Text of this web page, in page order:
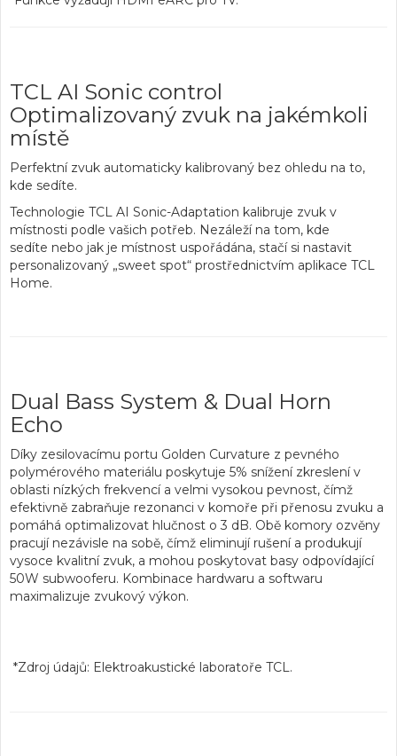
TCL AI Sonic control
Optimalizovaný zvuk na jakémkoli
místě
Perfektní zvuk automaticky kalibrovaný bez ohledu na to,
kde sedíte.
Technologie TCL AI Sonic-Adaptation kalibruje zvuk v
místnosti podle vašich potřeb. Nezáleží na tom, kde
sedíte nebo jak je místnost uspořádána, stačí si nastavit
personalizovaný „sweet spot“ prostřednictvím aplikace TCL
Home.
Dual Bass System & Dual Horn
Echo
Díky zesilovacímu portu Golden Curvature z pevného
polymérového materiálu poskytuje 5% snížení zkreslení v
oblasti nízkých frekvencí a velmi vysokou pevnost, čímž
efektivně zabraňuje rezonanci v komoře při přenosu zvuku a
pomáhá optimalizovat hlučnost o 3 dB. Obě komory ozvěny
pracují nezávisle na sobě, čímž eliminují rušení a produkují
vysoce kvalitní zvuk, a mohou poskytovat basy odpovídající
50W subwooferu. Kombinace hardwaru a softwaru
maximalizuje zvukový výkon.
*Zdroj údajů: Elektroakustické laboratoře TCL.